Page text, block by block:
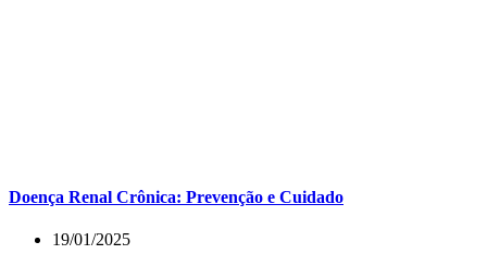
Doença Renal Crônica: Prevenção e Cuidado
19/01/2025